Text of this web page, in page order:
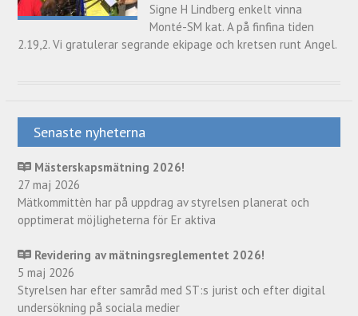
Signe H Lindberg enkelt vinna
Monté-SM kat. A på finfina tiden
2.19,2. Vi gratulerar segrande ekipage och kretsen runt Angel.
Senaste nyheterna
Mästerskapsmätning 2026!
27 maj 2026
Mätkommittèn har på uppdrag av styrelsen planerat och
opptimerat möjligheterna för Er aktiva
Revidering av mätningsreglementet 2026!
5 maj 2026
Styrelsen har efter samråd med ST:s jurist och efter digital
undersökning på sociala medier